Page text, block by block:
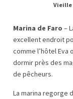
Vieille
Marina de Faro –
excellent endroit
comme l’hôtel Eva
dormir près des
de pêcheurs.
La marina regorge